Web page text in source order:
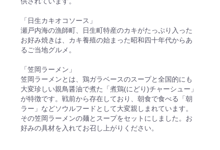
「日生カキオコソース」
瀬戸内海の漁師町、日生町特産のカキがたっぷり入った
お好み焼きは、カキ養殖の始まった昭和四十年代からあ
るご当地グルメ。
「笠岡ラーメン」
笠岡ラーメンとは、鶏ガラベースのスープと全国的にも
大変珍しい親鳥醤油で煮た「煮鶏(にどり)チャーシュー」
が特徴です。戦前から存在しており、朝食で食べる「朝
ラー」などソウルフードとして大変親しまれています。
その笠岡ラーメンの麺とスープをセットにしました。お
好みの具材を入れてお召し上がりください。